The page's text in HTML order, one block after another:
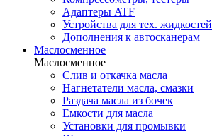
Адаптеры ATF
Устройства для тех. жидкостей
Дополнения к автосканерам
Маслосменное
Маслосменное
Слив и откачка масла
Нагнетатели масла, смазки
Раздача масла из бочек
Емкости для масла
Установки для промывки